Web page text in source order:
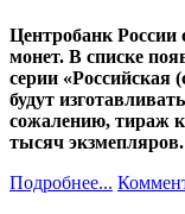
Центробанк
монет. В списке
серии «Российская
будут
сожалению, тираж
тысяч экзмепляров.
Подробнее...